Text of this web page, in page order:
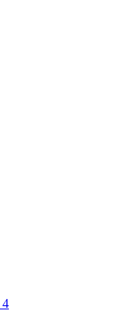
4